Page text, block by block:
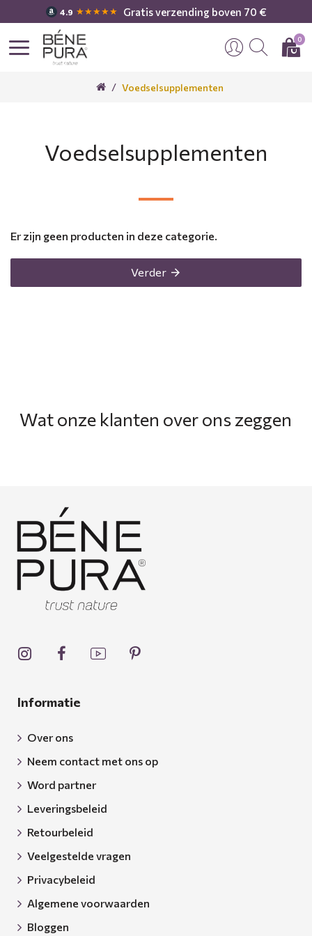
4.9 ★★★★★ Gratis verzending boven 70 €
0
Voedselsupplementen
Voedselsupplementen
Er zijn geen producten in deze categorie.
Verder
Wat onze klanten over ons zeggen
Informatie
Over ons
Neem contact met ons op
Word partner
Leveringsbeleid
Retourbeleid
Veelgestelde vragen
Privacybeleid
Algemene voorwaarden
Bloggen